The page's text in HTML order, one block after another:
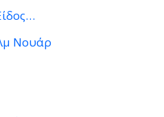
Νουάρ